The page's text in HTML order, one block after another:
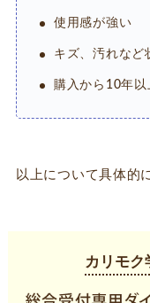
使用感が強い
キズ、汚れなど
購入から10年以
以上について具体的
カリモク